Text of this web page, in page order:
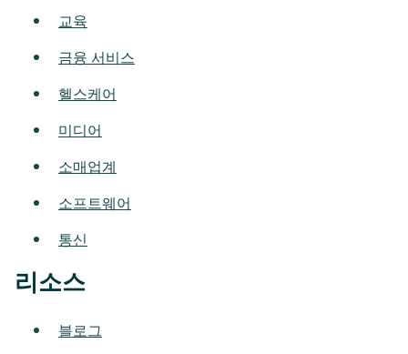
교육
금융 서비스
헬스케어
미디어
소매업계
소프트웨어
통신
리소스
블로그